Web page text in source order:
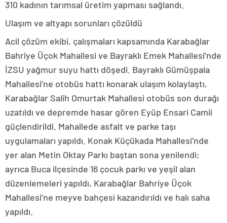
310 kadının tarımsal üretim yapması sağlandı.
Ulaşım ve altyapı sorunları çözüldü
Acil çözüm ekibi, çalışmaları kapsamında Karabağlar
Bahriye Üçok Mahallesi ve Bayraklı Emek Mahallesi’nde
İZSU yağmur suyu hattı döşedi. Bayraklı Gümüşpala
Mahallesi’ne otobüs hattı konarak ulaşım kolaylaştı,
Karabağlar Salih Omurtak Mahallesi otobüs son durağı
uzatıldı ve depremde hasar gören Eyüp Ensari Camii
güçlendirildi. Mahallede asfalt ve parke taşı
uygulamaları yapıldı. Konak Küçükada Mahallesi’nde
yer alan Metin Oktay Parkı baştan sona yenilendi;
ayrıca Buca ilçesinde 16 çocuk parkı ve yeşil alan
düzenlemeleri yapıldı, Karabağlar Bahriye Üçok
Mahallesi’ne meyve bahçesi kazandırıldı ve halı saha
yapıldı.